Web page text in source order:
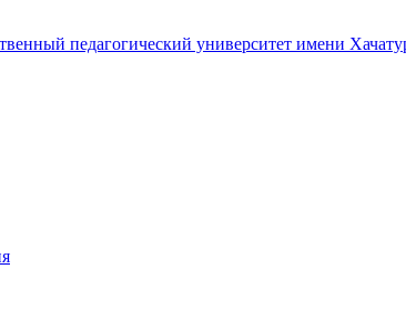
педагогический университет имени